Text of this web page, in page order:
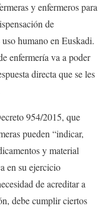
y enfermeros para
de
humano en Euskadi.
enfermería va a poder
directa que se les
954/2015, que
pueden “indicar,
y material
en su ejercicio
de acreditar a
debe cumplir ciertos